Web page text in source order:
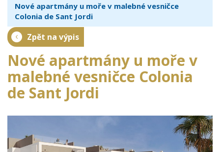
Nové apartmány u moře v malebné vesničce
Colonia de Sant Jordi
Zpět na výpis
Nové apartmány u moře v
malebné vesničce Colonia
de Sant Jordi